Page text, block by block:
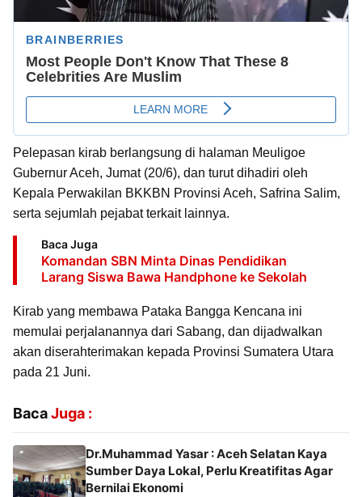
Pelepasan kirab berlangsung di halaman Meuligoe
Gubernur Aceh, Jumat (20/6), dan turut dihadiri oleh
Kepala Perwakilan BKKBN Provinsi Aceh, Safrina Salim,
serta sejumlah pejabat terkait lainnya.
Baca Juga
Komandan SBN Minta Dinas Pendidikan
Larang Siswa Bawa Handphone ke Sekolah
Kirab yang membawa Pataka Bangga Kencana ini
memulai perjalanannya dari Sabang, dan dijadwalkan
akan diserahterimakan kepada Provinsi Sumatera Utara
pada 21 Juni.
BacaJuga :
Dr.Muhammad Yasar : Aceh Selatan Kaya
Sumber Daya Lokal, Perlu Kreatifitas Agar
Bernilai Ekonomi